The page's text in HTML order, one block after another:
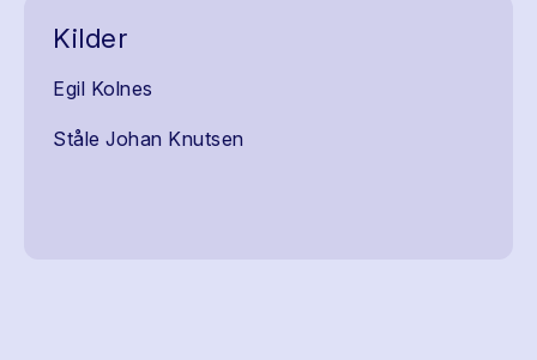
Kilder
Egil Kolnes
Ståle Johan Knutsen